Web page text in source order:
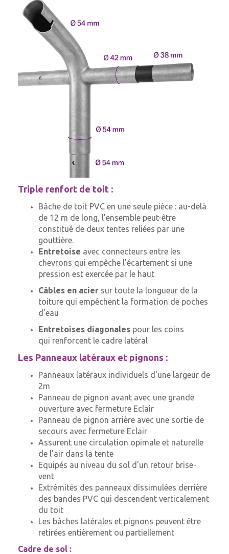
Triple renfort de toit :
Bâche de toit PVC en une seule pièce : au-delà
de 12 m de long, l'ensemble peut-être
constitué de deux tentes reliées par une
gouttière.
Entretoise avec connecteurs entre les
chevrons qui empêche l'écartement si une
pression est exercée par le haut
Câbles en acier sur toute la longueur de la
toiture qui empêchent la formation de poches
d'eau
Entretoises diagonales pour les coins
qui renforcent le cadre latéral
Les Panneaux latéraux et pignons :
Panneaux latéraux individuels d'une largeur de
2m
Panneau de pignon avant avec une grande
ouverture avec fermeture Eclair
Panneau de pignon arrière avec une sortie de
secours avec fermeture Eclair
Assurent une circulation opimale et naturelle
de l'air dans la tente
Equipés au niveau du sol d'un retour brise-
vent
Extrémités des panneaux dissimulées derrière
des bandes PVC qui descendent verticalement
du toit
Les bâches latérales et pignons peuvent être
retirées entièrement ou partiellement
Cadre de sol :